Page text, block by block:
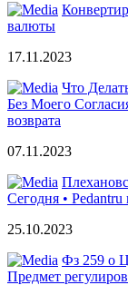
валюты
17.11.2023
Что
Без Моего
возврата
07.11.2023
Сегодня •
25.10.2023
Фз 259 о
Предмет